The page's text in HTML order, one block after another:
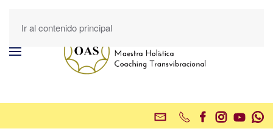
Ir al contenido principal